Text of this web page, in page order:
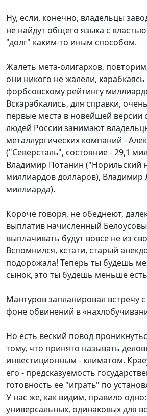
Ну, если, конечно, владельцы
не найдут общего языка с
"долг" каким-то иным способом.
Жалеть мета-олигархов,
они никого не жалели,
форбсовскому рейтингу
Вскарабкались, для справки,
первые места в новейшей версии
людей России занимают
металлургических компаний -
("Северсталь", состояние - 29,1
Владимир Потанин ("Норильский
миллиардов долларов),
миллиарда).
Короче говоря, не обеднеют,
выплатив начисленный
выплачивать будут вовсе не из
Вспомнился, кстати, старый
подорожала! Теперь ты будешь
сынок, это ты будешь меньше
Мантуров запланировал встречу
фоне обвинений в
Но есть веский повод
тому, что принято называть
инвестиционным - климатом.
его - предсказуемость
готовность ее "играть" по
У нас же, как видим, правило
универсальных, одинаковых для